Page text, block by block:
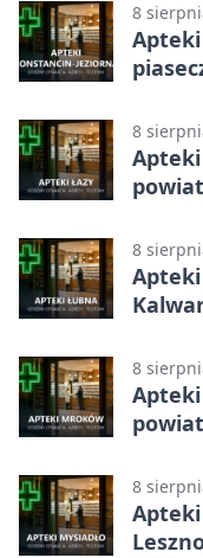
8
8
8
8
8
Apteki